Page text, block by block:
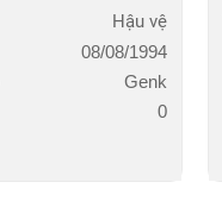
Hậu vệ
08/08/1994
Genk
0